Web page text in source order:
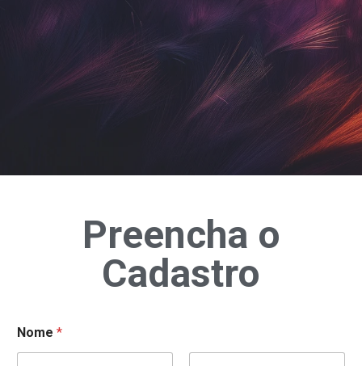
Preencha o
Cadastro
Nome *